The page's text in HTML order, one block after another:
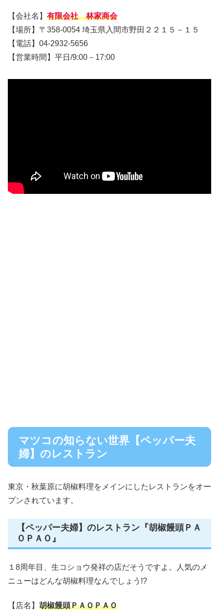
【会社名】 有限会社 林家商会
【場所】〒358-0054 埼玉県入間市野田２２１５－１５
【電話】04-2932-5656
【営業時間】平日/9:00－17:00
マツコの知らない世界【ペッパー夫
婦】のレストラン
東京・秋葉原に胡椒料理をメインにしたレストランをオー
プンされています。
【ペッパー夫婦】のレストラン『胡椒饅頭ＰＡ
ＯＰＡＯ』
１8周年目、生コショウ発祥の店だそうですよ。人気のメ
ニューはどんな胡椒料理なんでしょう!?
【店名】 胡椒饅頭ＰＡＯＰＡＯ